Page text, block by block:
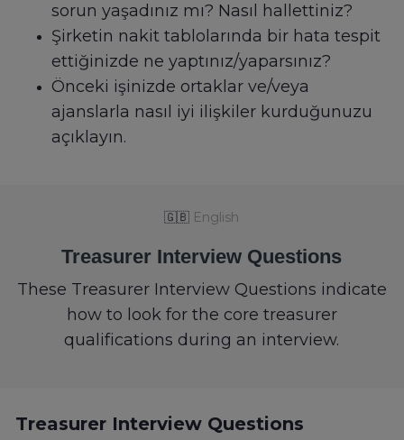
sorun yaşadınız mı? Nasıl hallettiniz?
Şirketin nakit tablolarında bir hata tespit
ettiğinizde ne yaptınız/yaparsınız?
Önceki işinizde ortaklar ve/veya
ajanslarla nasıl iyi ilişkiler kurduğunuzu
açıklayın.
🇬🇧 English
Treasurer Interview Questions
These Treasurer Interview Questions indicate
how to look for the core treasurer
qualifications during an interview.
Treasurer Interview Questions